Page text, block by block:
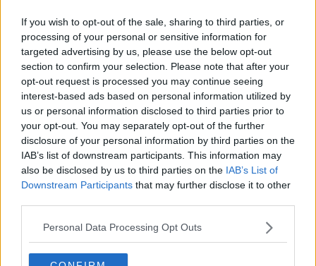
If you wish to opt-out of the sale, sharing to third parties, or
processing of your personal or sensitive information for
targeted advertising by us, please use the below opt-out
section to confirm your selection. Please note that after your
opt-out request is processed you may continue seeing
interest-based ads based on personal information utilized by
us or personal information disclosed to third parties prior to
your opt-out. You may separately opt-out of the further
disclosure of your personal information by third parties on the
IAB’s list of downstream participants. This information may
also be disclosed by us to third parties on the IAB’s List of
Downstream Participants that may further disclose it to other
Personal Data Processing Opt Outs
rientra nell’accordo siglato dal Comune con la Prefettura a giugno
2018. Oltre questi lavori sono contemplati alcuni aggiustamenti di
carattere finanziario ad interventi già previsti.
Per il 2019 sono pianificati il secondo intervento per la
riqualificazione turistica e commerciale di via Fucini a
Castiglioncello (800 mila euro) e l’installazione di videocamere a
Castiglioncello e nell’area centrale di Rosignano Solvay, oggetto
degli interventi del progetto PIU Ways, fino a piazza del Mercato.
Tali interventi di sicurezza urbana (per 110mila euro) prevedono il
parte dei lavori del primo “lotto” dell’accordo con la Prefettura, in
avvio a settembre 2018. Tra gli interventi del 2019 spicca la
realizzazione del manto sintetico per lo stadio Solvay (350mila
euro), che consentirà un utilizzo maggiore del campo di calcio,